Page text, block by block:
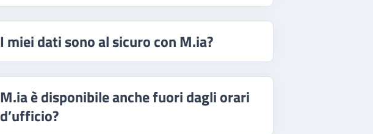
I miei dati sono al sicuro con M.ia?
M.ia è disponibile anche fuori dagli orari
d’ufficio?